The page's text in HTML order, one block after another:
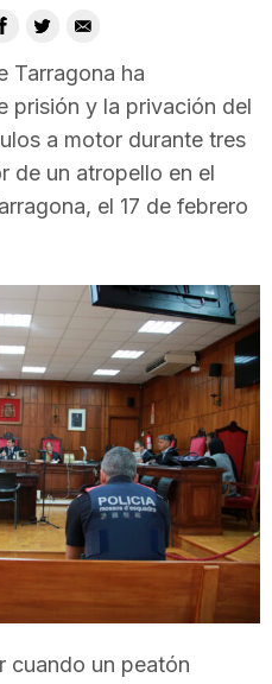
Tarragona ha
prisión y la privación del
a motor durante tres
de un atropello en el
el 17 de febrero
cuando un peatón